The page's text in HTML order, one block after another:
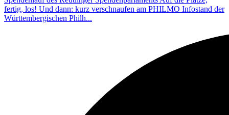
fertig, los! Und dann: kurz verschnaufen am PHILMO Infostand der
Württembergischen Philh...